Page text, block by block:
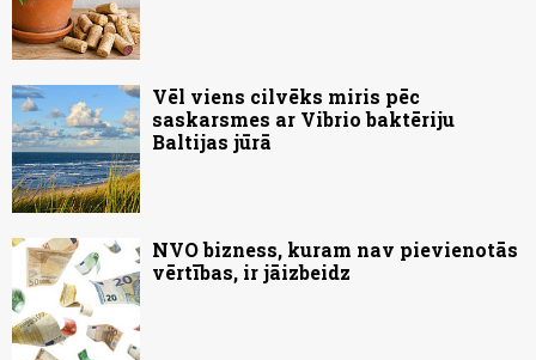
Vēl viens cilvēks miris pēc
saskarsmes ar Vibrio baktēriju
Baltijas jūrā
NVO bizness, kuram nav pievienotās
vērtības, ir jāizbeidz